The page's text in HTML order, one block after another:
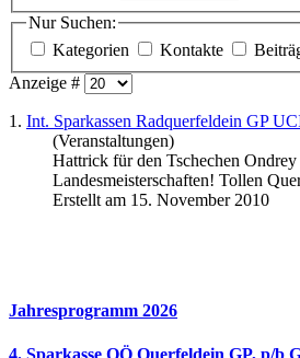
Nur Suchen:
Kategorien
Kontakte
Anzeige #
1. Int. Sparkassen Radquerfeldein GP
(Veranstaltungen)
Hattrick für den Tschechen Ondrey
Landesmeisterschaften! Tollen
Erstellt am 15. November 2010
Jahresprogramm 2026
4. Sparkasse OÖ Querfeldein GP, p/